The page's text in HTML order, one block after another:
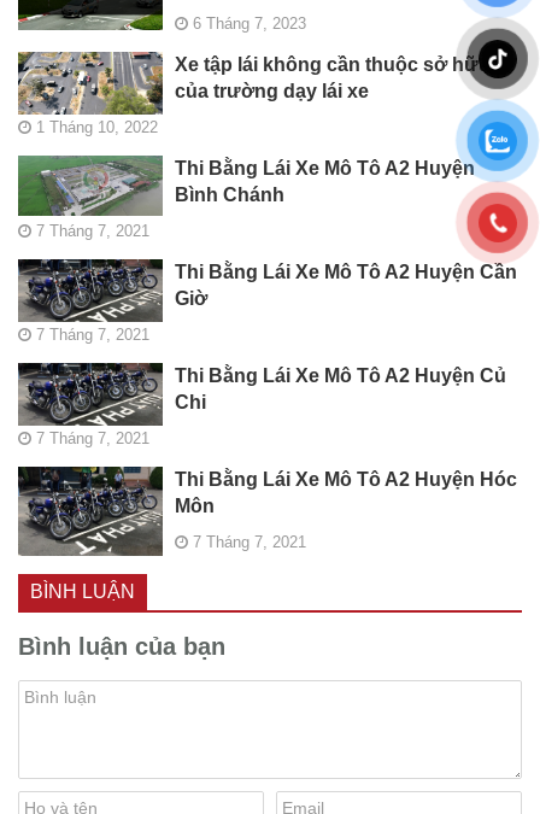
6 Tháng 7, 2023
Xe tập lái không cần thuộc sở hữu
của trường dạy lái xe
1 Tháng 10, 2022
Thi Bằng Lái Xe Mô Tô A2 Huyện
Bình Chánh
7 Tháng 7, 2021
Thi Bằng Lái Xe Mô Tô A2 Huyện Cần
Giờ
7 Tháng 7, 2021
Thi Bằng Lái Xe Mô Tô A2 Huyện Củ
Chi
7 Tháng 7, 2021
Thi Bằng Lái Xe Mô Tô A2 Huyện Hóc
Môn
7 Tháng 7, 2021
BÌNH LUẬN
Bình luận của bạn